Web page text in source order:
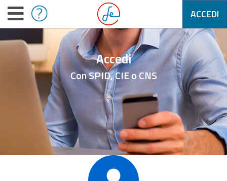
ACCEDI
Accedi
Con SPID, CIE o CNS